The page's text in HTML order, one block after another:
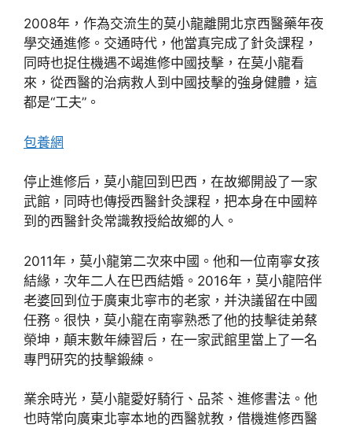
2008年，作為交流生的莫小龍離開北京西醫藥年夜
學交通進修。交通時代，他當真完成了針灸課程，
同時也捉住機遇不竭進修中國技擊，在莫小龍看
來，從西醫的治病救人到中國技擊的強身健體，這
都是“工夫”。
包養網
停止進修后，莫小龍回到巴西，在故鄉開設了一家
武館，同時也傳授西醫針灸課程，把本身在中國粹
到的西醫針灸常識教授給故鄉的人。
2011年，莫小龍第二次來中國。他和一位南寧女孩
結緣，次年二人在巴西結婚。2016年，莫小龍陪伴
老婆回到位于廣東北寧市的老家，并決議留在中國
任務。很快，莫小龍在南寧熟悉了他的技擊徒弟蔡
榮坤，顛末數年練習后，在一家武館里當上了一名
專門研究的技擊鍛練。
業余時光，莫小龍愛好騎行、品茶、進修書法。他
也時常向廣東北寧本地的西醫就教，借機進修西醫